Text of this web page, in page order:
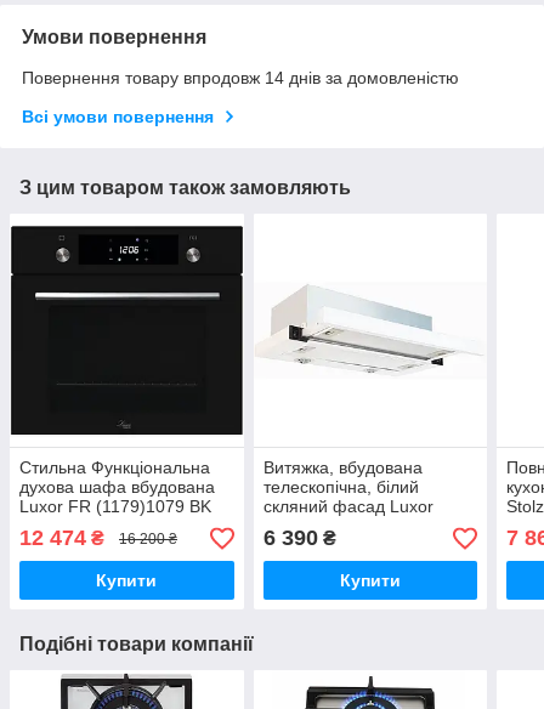
Умови повернення
Повернення товару впродовж 14 днів за домовленістю
Всі умови повернення
З цим товаром також замовляють
Стильна Функціональна
духова шафа вбудована
Luxor FR (1179)1079 BK
Німеччина
12 474 ₴ 16 200 ₴
Купити
Витяжка, вбудована
телескопічна, білий
скляний фасад Luxor
Fantom W - 1000 куб/м -
два мотори
6 390₴
Купити
7
Подібні товари компанії